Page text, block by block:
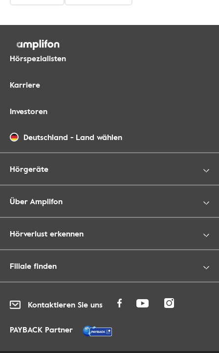
Hörspezialisten
Karriere
Investoren
Deutschland - Land wählen
Hörgeräte
Über Amplifon
Hörverlust erkennen
Filiale finden
Kontaktieren Sie uns
PAYBACK Partner